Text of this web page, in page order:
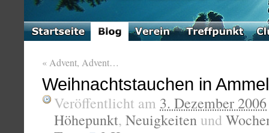
« Advent, Advent…
Weihnachtstauchen in
Veröffentlicht am 3. Dezember 2006
Höhepunkt, Neuigkeiten und